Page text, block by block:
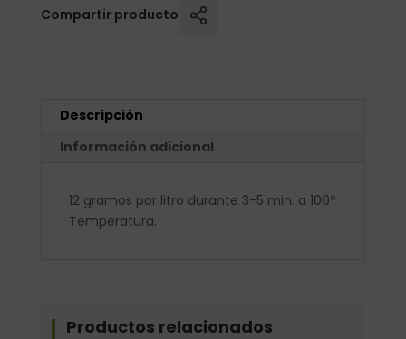
Compartir producto
Descripción
Información adicional
12 gramos por litro durante 3-5 min. a 100º
Temperatura.
Productos relacionados